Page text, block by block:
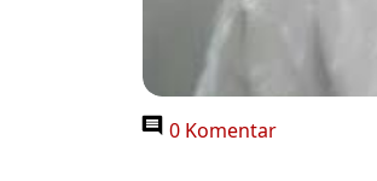
0 Komentar